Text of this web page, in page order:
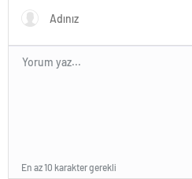
En az 10 karakter gerekli